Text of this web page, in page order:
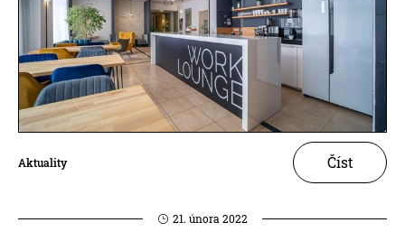
Aktuality Číst
21. února 2022